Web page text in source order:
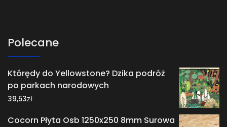
Polecane
Którędy do Yellowstone? Dzika podróż
po parkach narodowych
39,53zł
Cocorn Płyta Osb 1250x250 8mm Surowa